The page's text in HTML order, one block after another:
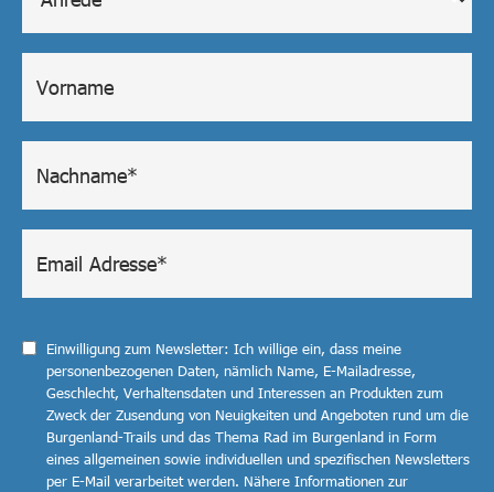
Einwilligung zum Newsletter: Ich willige ein, dass meine
personenbezogenen Daten, nämlich Name, E-Mailadresse,
Geschlecht, Verhaltensdaten und Interessen an Produkten zum
Zweck der Zusendung von Neuigkeiten und Angeboten rund um die
Burgenland-Trails und das Thema Rad im Burgenland in Form
eines allgemeinen sowie individuellen und spezifischen Newsletters
per E-Mail verarbeitet werden. Nähere Informationen zur